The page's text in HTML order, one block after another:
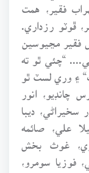
فقير، همت
ڦوٽو رزداري.
فقير مڃيوسين
“چئي ٿو ته
۽ وري لسٽ ٿو
چانڊيو، انور
سخيراڻي، ديبا
علي، صائمه
غوث بخش
فوزيا سومرو،